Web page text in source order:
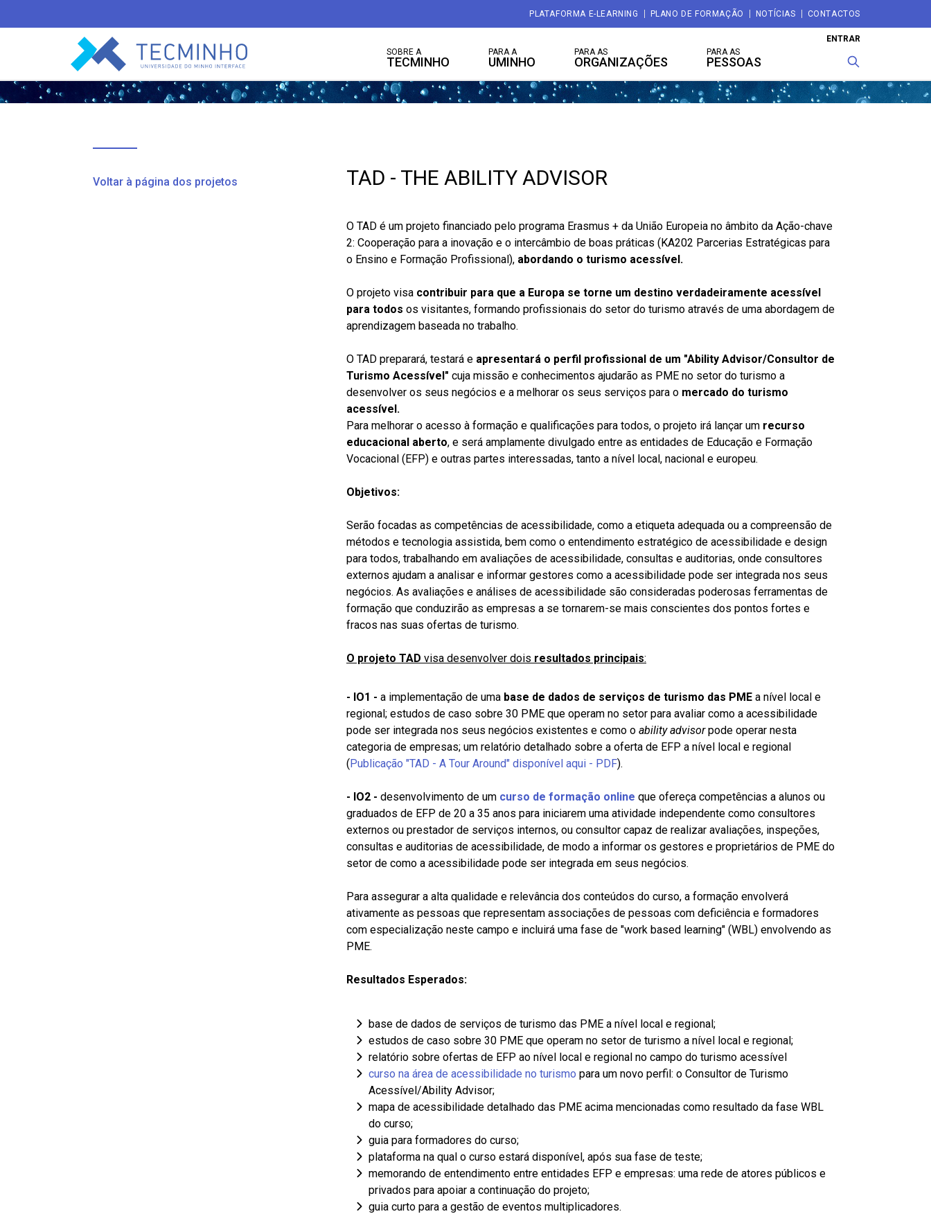
PLATAFORMA E-LEARNING PLANO DE FORMAÇÃO NOTÍCIAS CONTACTOS
TECMINHO
ENTRAR
SOBRE A
TECMINHO
PARA A
UMINHO
PARA AS
ORGANIZAÇÕES
PARA AS
PESSOAS
Voltar à página dos projetos TAD - THE ABILITY ADVISOR
O TAD é um projeto financiado pelo programa Erasmus + da União Europeia no âmbito da Ação-chave
2: Cooperação para a inovação e o intercâmbio de boas práticas (KA202 Parcerias Estratégicas para
o Ensino e Formação Profissional), abordando o turismo acessível.
O projeto visa contribuir para que a Europa se torne um destino verdadeiramente acessível
para todos os visitantes, formando profissionais do setor do turismo através de uma abordagem de
aprendizagem baseada no trabalho.
O TAD preparará, testará e apresentará o perfil profissional de um "Ability Advisor/Consultor de
Turismo Acessível" cuja missão e conhecimentos ajudarão as PME no setor do turismo a
desenvolver os seus negócios e a melhorar os seus serviços para o mercado do turismo
acessível.
Para melhorar o acesso à formação e qualificações para todos, o projeto irá lançar um recurso
educacional aberto, e será amplamente divulgado entre as entidades de Educação e Formação
Vocacional (EFP) e outras partes interessadas, tanto a nível local, nacional e europeu.
Objetivos:
Serão focadas as competências de acessibilidade, como a etiqueta adequada ou a compreensão de
métodos e tecnologia assistida, bem como o entendimento estratégico de acessibilidade e design
para todos, trabalhando em avaliações de acessibilidade, consultas e auditorias, onde consultores
externos ajudam a analisar e informar gestores como a acessibilidade pode ser integrada nos seus
negócios. As avaliações e análises de acessibilidade são consideradas poderosas ferramentas de
formação que conduzirão as empresas a se tornarem-se mais conscientes dos pontos fortes e
fracos nas suas ofertas de turismo.
O projeto TAD visa desenvolver dois resultados principais:
- IO1 - a implementação de uma base de dados de serviços de turismo das PME a nível local e
regional; estudos de caso sobre 30 PME que operam no setor para avaliar como a acessibilidade
pode ser integrada nos seus negócios existentes e como o ability advisorpode operar nesta
categoria de empresas; um relatório detalhado sobre a oferta de EFP a nível local e regional
(Publicação "TAD - A Tour Around" disponível aqui - PDF).
- IO2 - desenvolvimento de um curso de formação online que ofereça competências a alunos ou
graduados de EFP de 20 a 35 anos para iniciarem uma atividade independente como consultores
externos ou prestador de serviços internos, ou consultor capaz de realizar avaliações, inspeções,
consultas e auditorias de acessibilidade, de modo a informar os gestores e proprietários de PME do
setor de como a acessibilidade pode ser integrada em seus negócios.
Para assegurar a alta qualidade e relevância dos conteúdos do curso, a formação envolverá
ativamente as pessoas que representam associações de pessoas com deficiência e formadores
com especialização neste campo e incluirá uma fase de "work based learning" (WBL) envolvendo as
PME.
Resultados Esperados:
base de dados de serviços de turismo das PME a nível local e regional;
estudos de caso sobre 30 PME que operam no setor de turismo a nível local e regional;
relatório sobre ofertas de EFP ao nível local e regional no campo do turismo acessível
curso na área de acessibilidade no turismo para um novo perfil: o Consultor de Turismo
Acessível/Ability Advisor;
mapa de acessibilidade detalhado das PME acima mencionadas como resultado da fase WBL
do curso;
guia para formadores do curso;
plataforma na qual o curso estará disponível, após sua fase de teste;
memorando de entendimento entre entidades EFP e empresas: uma rede de atores públicos e
privados para apoiar a continuação do projeto;
guia curto para a gestão de eventos multiplicadores.